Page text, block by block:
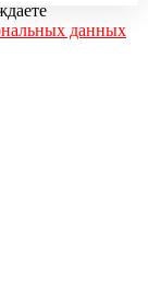
данных
Политикой